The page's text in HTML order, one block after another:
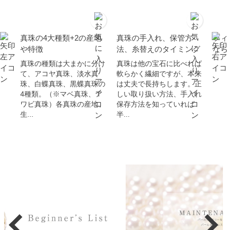
真珠の4大種類+2の産地
や特徴
真珠の種類は大まかに分け
て、アコヤ真珠、淡水真
珠、白蝶真珠、黒蝶真珠の
4種類。（※マベ真珠、ア
ワビ真珠）各真珠の産地、
生...
真珠の手入れ、保管方
法、糸替えのタイミング
真珠は他の宝石に比べれば
軟らかく繊細ですが、本来
は丈夫で長持ちします。正
しい取り扱い方法、手入れ
保存方法を知っていれば
半...
フ
な